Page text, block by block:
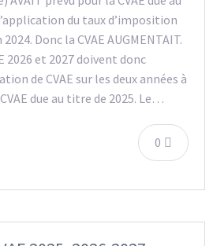
du taux d’imposition
Donc la CVAE AUGMENTAIT.
2026 et 2027 doivent donc
de CVAE sur les deux années à
due au titre de 2025. Le…
0